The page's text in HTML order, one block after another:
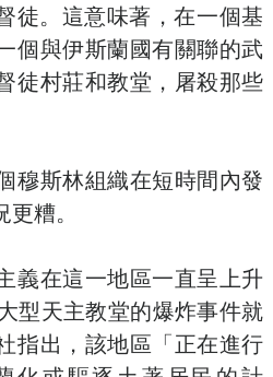
徒。這意味著，在一個基
個與伊斯蘭國有關聯的武
徒村莊和教堂，屠殺那些
穆斯林組織在短時間內發
糟。
義在這一地區一直呈上升
型天主教堂的爆炸事件就
指出，該地區「正在進行